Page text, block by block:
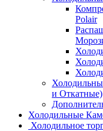
Polair
и Откатные)
Холодильные
Холодильное